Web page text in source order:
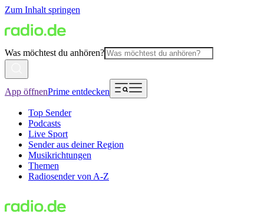
Zum Inhalt springen
Was möchtest du anhören?
App öffnenPrime entdecken
Top Sender
Podcasts
Live Sport
Sender aus deiner Region
Musikrichtungen
Themen
Radiosender von A-Z